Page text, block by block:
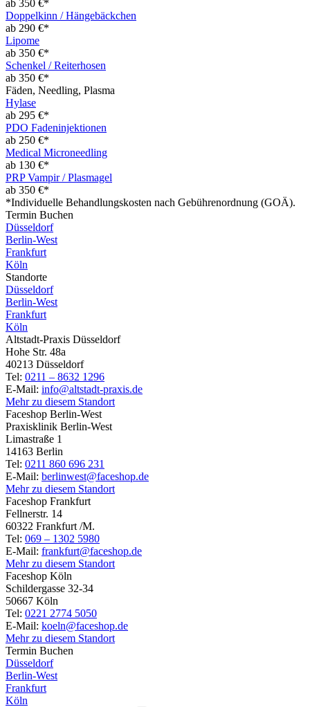
ab 350 €*
Doppelkinn / Hängebäckchen
ab 290 €*
Lipome
ab 350 €*
Schenkel / Reiterhosen
ab 350 €*
Fäden, Needling, Plasma
Hylase
ab 295 €*
PDO Fadeninjektionen
ab 250 €*
Medical Microneedling
ab 130 €*
PRP Vampir / Plasmagel
ab 350 €*
*Individuelle Behandlungskosten nach Gebührenordnung (GOÄ).
Termin Buchen
Düsseldorf
Berlin-West
Frankfurt
Köln
Standorte
Düsseldorf
Berlin-West
Frankfurt
Köln
Altstadt-Praxis Düsseldorf
Hohe Str. 48a
40213 Düsseldorf
Tel: 0211 – 8632 1296
E-Mail: info@altstadt-praxis.de
Mehr zu diesem Standort
Faceshop Berlin-West
Praxisklinik Berlin-West
Limastraße 1
14163 Berlin
Tel: 0211 860 696 231
E-Mail: berlinwest@faceshop.de
Mehr zu diesem Standort
Faceshop Frankfurt
Fellnerstr. 14
60322 Frankfurt /M.
Tel: 069 – 1302 5980
E-Mail: frankfurt@faceshop.de
Mehr zu diesem Standort
Faceshop Köln
Schildergasse 32-34
50667 Köln
Tel: 0221 2774 5050
E-Mail: koeln@faceshop.de
Mehr zu diesem Standort
Termin Buchen
Düsseldorf
Berlin-West
Frankfurt
Köln